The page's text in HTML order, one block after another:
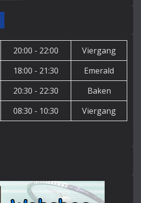
20:00 - 22:00
Viergang
18:00 - 21:30
Emerald
20:30 - 22:30
Baken
08:30 - 10:30 Viergang